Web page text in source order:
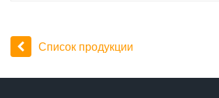
Список продукции